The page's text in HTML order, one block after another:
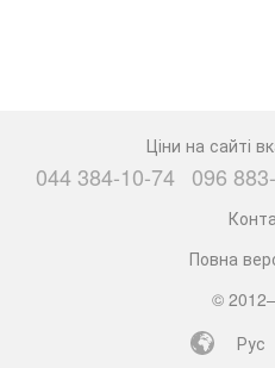
Ціни на сайті
044 384-10-74 096
Повна
©
Рус